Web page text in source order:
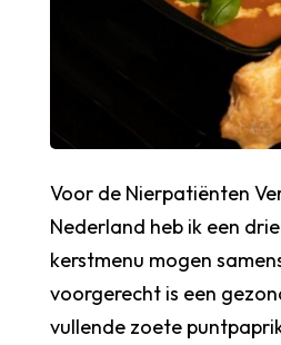
Voor de Nierpatiënten
Nederland heb ik een
kerstmenu mogen
voorgerecht is een
vullende zoete